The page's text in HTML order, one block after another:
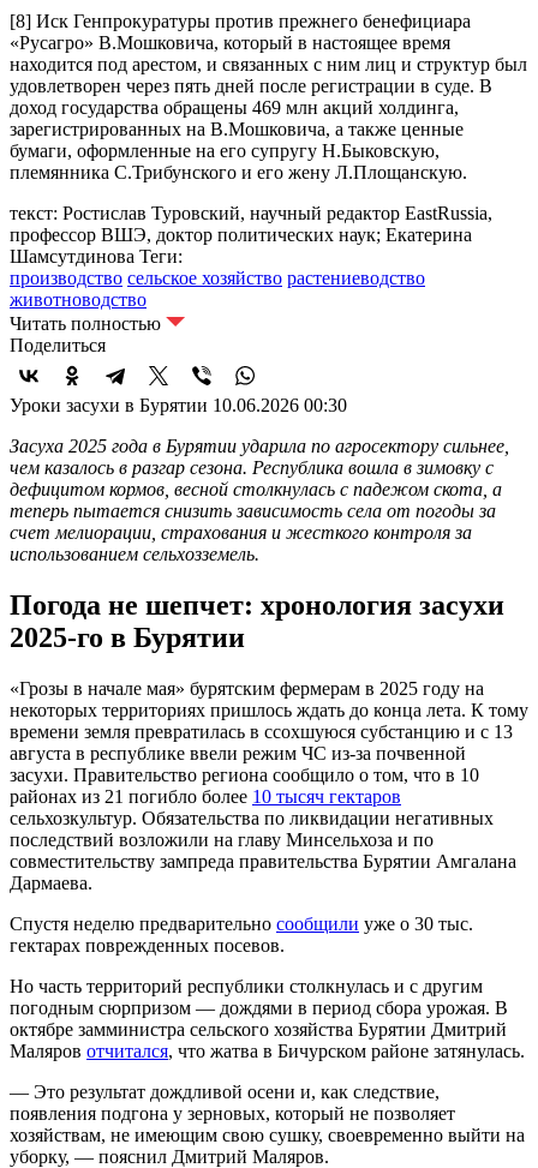
[8] Иск Генпрокуратуры против прежнего бенефициара
«Русагро» В.Мошковича, который в настоящее время
находится под арестом, и связанных с ним лиц и структур был
удовлетворен через пять дней после регистрации в суде. В
доход государства обращены 469 млн акций холдинга,
зарегистрированных на В.Мошковича, а также ценные
бумаги, оформленные на его супругу Н.Быковскую,
племянника С.Трибунского и его жену Л.Площанскую.
текст: Ростислав Туровский, научный редактор EastRussia,
профессор ВШЭ, доктор политических наук; Екатерина
Шамсутдинова Теги:
производство сельское хозяйство растениеводство
животноводство
Читать полностью
Поделиться
Уроки засухи в Бурятии 10.06.2026 00:30
Засуха 2025 года в Бурятии ударила по агросектору сильнее,
чем казалось в разгар сезона. Республика вошла в зимовку с
дефицитом кормов, весной столкнулась с падежом скота, а
теперь пытается снизить зависимость села от погоды за
счет мелиорации, страхования и жесткого контроля за
использованием сельхозземель.
Погода не шепчет: хронология засухи
2025-го в Бурятии
«Грозы в начале мая» бурятским фермерам в 2025 году на
некоторых территориях пришлось ждать до конца лета. К тому
времени земля превратилась в ссохшуюся субстанцию и с 13
августа в республике ввели режим ЧС из-за почвенной
засухи. Правительство региона сообщило о том, что в 10
районах из 21 погибло более 10 тысяч гектаров
сельхозкультур. Обязательства по ликвидации негативных
последствий возложили на главу Минсельхоза и по
совместительству зампреда правительства Бурятии Амгалана
Дармаева.
Спустя неделю предварительно сообщили уже о 30 тыс.
гектарах поврежденных посевов.
Но часть территорий республики столкнулась и с другим
погодным сюрпризом — дождями в период сбора урожая. В
октябре замминистра сельского хозяйства Бурятии Дмитрий
Маляров отчитался, что жатва в Бичурском районе затянулась.
— Это результат дождливой осени и, как следствие,
появления подгона у зерновых, который не позволяет
хозяйствам, не имеющим свою сушку, своевременно выйти на
уборку, — пояснил Дмитрий Маляров.